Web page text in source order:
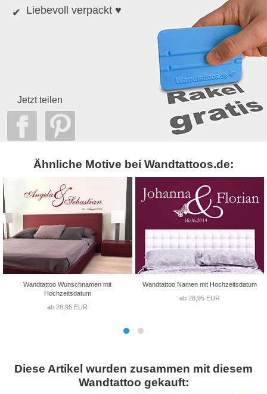
Liebevoll verpackt ♥
Jetzt teilen
Ähnliche Motive bei Wandtattoos.de:
Wandtattoo Wunschnamen mit
Hochzeitsdatum
ab 28,95 EUR
Wandtattoo Namen mit Hochzeitsdatum
ab 28,95 EUR
Diese Artikel wurden zusammen mit diesem
Wandtattoo gekauft: